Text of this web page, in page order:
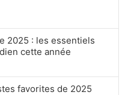
2025 : les essentiels
cette année
favorites de 2025